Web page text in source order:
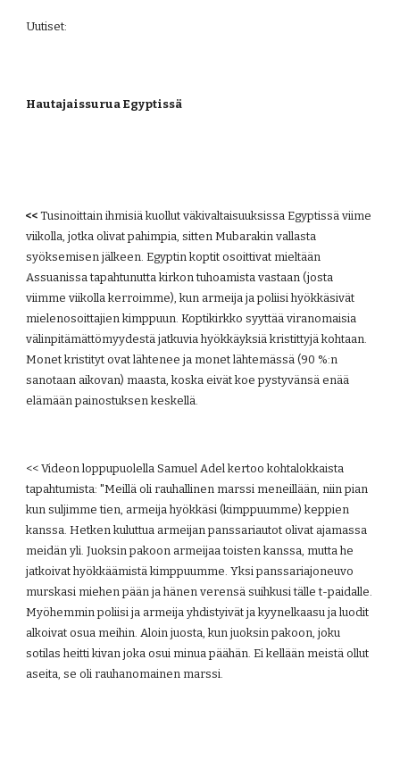
Uutiset:
Hautajaissurua Egyptissä
<< Tusinoittain ihmisiä kuollut väkivaltaisuuksissa Egyptissä viime
viikolla, jotka olivat pahimpia, sitten Mubarakin vallasta
syöksemisen jälkeen. Egyptin koptit osoittivat mieltään
Assuanissa tapahtunutta kirkon tuhoamista vastaan (josta
viimme viikolla kerroimme), kun armeija ja poliisi hyökkäsivät
mielenosoittajien kimppuun. Koptikirkko syyttää viranomaisia
välinpitämättömyydestä jatkuvia hyökkäyksiä kristittyjä kohtaan.
Monet kristityt ovat lähtenee ja monet lähtemässä (90 %:n
sanotaan aikovan) maasta, koska eivät koe pystyvänsä enää
elämään painostuksen keskellä.
<< Videon loppupuolella Samuel Adel kertoo kohtalokkaista
tapahtumista: "Meillä oli rauhallinen marssi meneillään, niin pian
kun suljimme tien, armeija hyökkäsi (kimppuumme) keppien
kanssa. Hetken kuluttua armeijan panssariautot olivat ajamassa
meidän yli. Juoksin pakoon armeijaa toisten kanssa, mutta he
jatkoivat hyökkäämistä kimppuumme. Yksi panssariajoneuvo
murskasi miehen pään ja hänen verensä suihkusi tälle t-paidalle.
Myöhemmin poliisi ja armeija yhdistyivät ja kyynelkaasu ja luodit
alkoivat osua meihin. Aloin juosta, kun juoksin pakoon, joku
sotilas heitti kivan joka osui minua päähän. Ei kellään meistä ollut
aseita, se oli rauhanomainen marssi.